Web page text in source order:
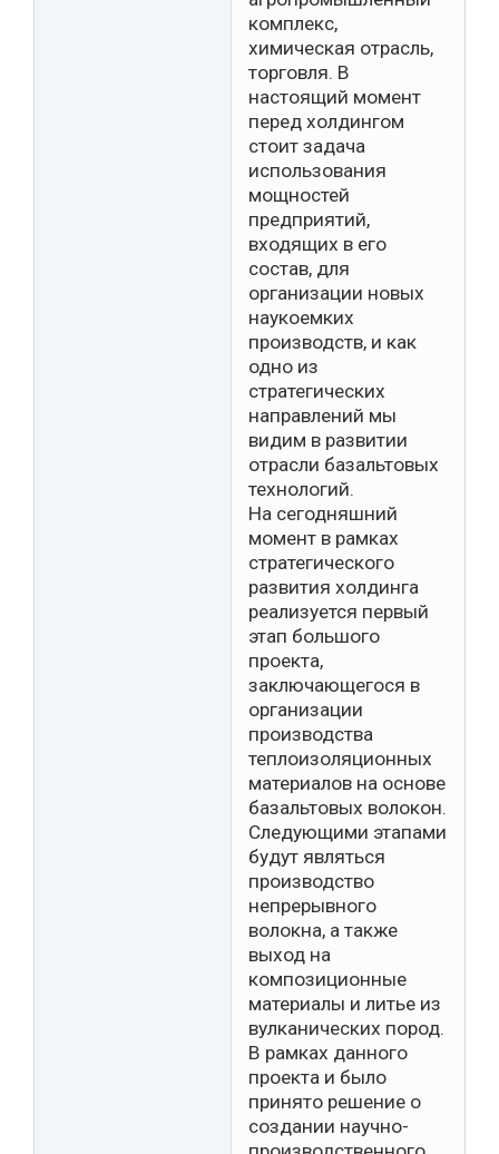
комплекс,
химическая отрасль,
торговля. В
настоящий момент
перед холдингом
стоит задача
использования
мощностей
предприятий,
входящих в его
состав, для
организации новых
наукоемких
производств, и как
одно из
стратегических
направлений мы
видим в развитии
отрасли базальтовых
технологий.
На сегодняшний
момент в рамках
стратегического
развития холдинга
реализуется первый
этап большого
проекта,
заключающегося в
организации
производства
теплоизоляционных
материалов на основе
базальтовых волокон.
Следующими этапами
будут являться
производство
непрерывного
волокна, а также
выход на
композиционные
материалы и литье из
вулканических пород.
В рамках данного
проекта и было
принято решение о
создании научно-